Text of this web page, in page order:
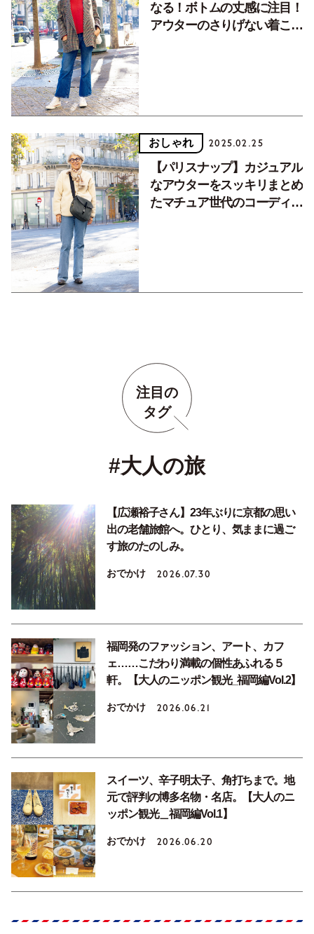
なる！ボトムの丈感に注目！
アウターのさりげない着こな
おしゃれ 2025.02.25
【パリスナップ】カジュアル
なアウターをスッキリまとめ
たマチュア世代のコーディネ
注目の
タグ
#大人の旅
【広瀬裕子さん】23年ぶりに京都の思い
出の老舗旅館へ。ひとり、気ままに過ご
す旅のたのしみ。
おでかけ 2026.07.30
福岡発のファッション、アート、カフ
ェ……こだわり満載の個性あふれる５
軒。【大人のニッポン観光_福岡編Vol.2】
おでかけ 2026.06.21
スイーツ、辛子明太子、角打ちまで。地
元で評判の博多名物・名店。【大人のニ
ッポン観光＿福岡編Vol.1】
おでかけ 2026.06.20